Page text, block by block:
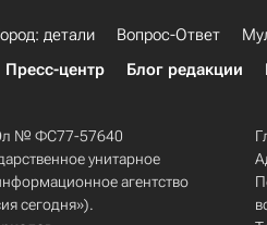
детали Вопрос-Ответ
Пресс-центр Блог редакции
Эл № ФС77-57640
унитарное
агентство
сегодня»).